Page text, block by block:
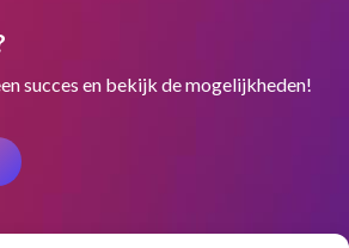
succes en bekijk de mogelijkheden!